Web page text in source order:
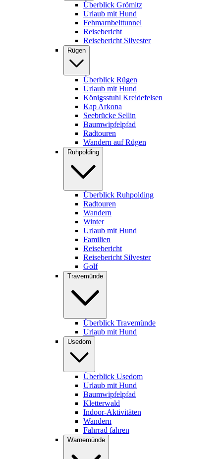
Überblick Grömitz
Urlaub mit Hund
Fehmarnbelttunnel
Reisebericht
Reisebericht Silvester
Rügen
Überblick Rügen
Urlaub mit Hund
Königsstuhl Kreidefelsen
Kap Arkona
Seebrücke Sellin
Baumwipfelpfad
Radtouren
Wandern auf Rügen
Ruhpolding
Überblick Ruhpolding
Radtouren
Wandern
Winter
Urlaub mit Hund
Familien
Reisebericht
Reisebericht Silvester
Golf
Travemünde
Überblick Travemünde
Urlaub mit Hund
Usedom
Überblick Usedom
Urlaub mit Hund
Baumwipfelpfad
Kletterwald
Indoor-Aktivitäten
Wandern
Fahrrad fahren
Warnemünde